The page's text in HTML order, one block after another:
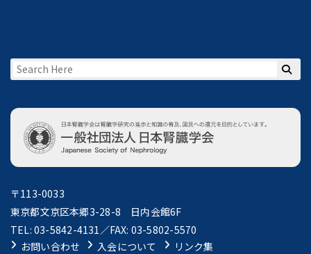
〒113-0033
東京都文京区本郷3-28-8 日内会館6F
TEL: 03-5842-4131／FAX: 03-5802-5570
お問い合わせ
入会について
リンク集